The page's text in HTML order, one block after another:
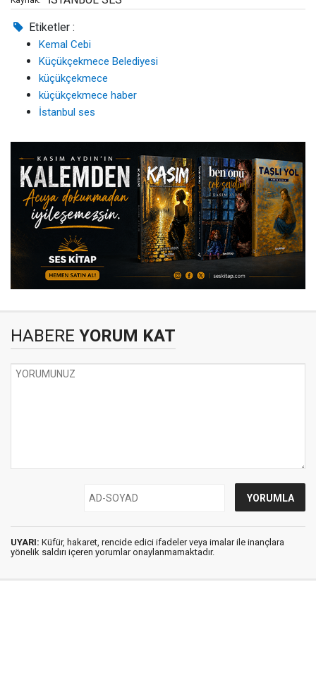
Etiketler :
Kemal Cebi
Küçükçekmece Belediyesi
küçükçekmece
küçükçekmece haber
İstanbul ses
HABERE YORUM KAT
UYARI: Küfür, hakaret, rencide edici ifadeler veya imalar ile inançlara
yönelik saldırı içeren yorumlar onaylanmamaktadır.